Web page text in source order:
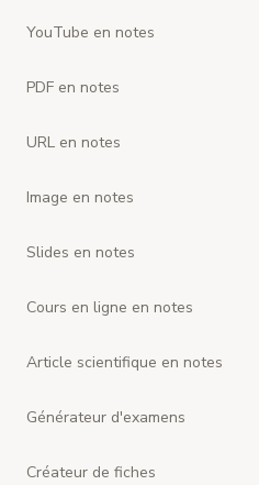
YouTube en notes
PDF en notes
URL en notes
Image en notes
Slides en notes
Cours en ligne en notes
Article scientifique en notes
Générateur d'examens
Créateur de fiches